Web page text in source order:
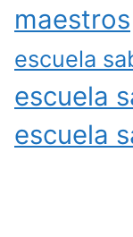
maestros
escuela
escuela
escuela